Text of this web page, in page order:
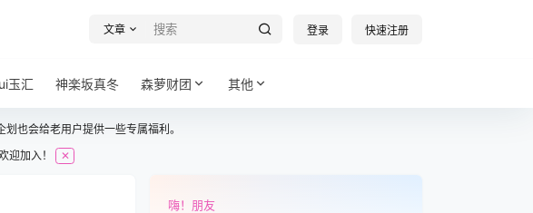
文章 登录 快速注册
玉汇 神楽坂真冬 森萝财团 其他
划也会给老用户提供一些专属福利。
迎加入！ ✕
嗨！朋友